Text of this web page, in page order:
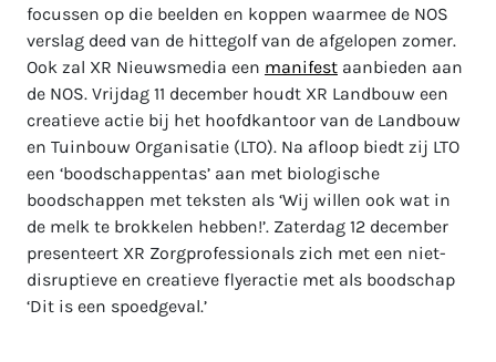
focussen op die beelden en koppen waarmee de NOS
verslag deed van de hittegolf van de afgelopen zomer.
Ook zal XR Nieuwsmedia een manifest aanbieden aan
de NOS. Vrijdag 11 december houdt XR Landbouw een
creatieve actie bij het hoofdkantoor van de Landbouw
en Tuinbouw Organisatie (LTO). Na afloop biedt zij LTO
een ‘boodschappentas’ aan met biologische
boodschappen met teksten als ‘Wij willen ook wat in
de melk te brokkelen hebben!’. Zaterdag 12 december
presenteert XR Zorgprofessionals zich met een niet-
disruptieve en creatieve flyeractie met als boodschap
‘Dit is een spoedgeval.’